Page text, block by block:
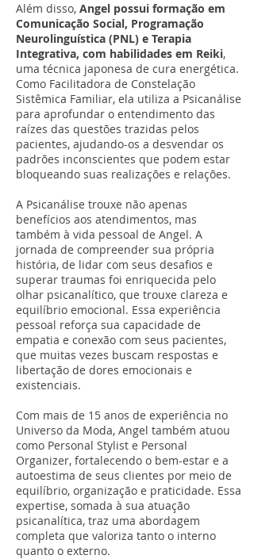
Além disso, Angel possui formação em
Comunicação Social, Programação
Neurolinguística (PNL) e Terapia
Integrativa, com habilidades em Reiki,
uma técnica japonesa de cura energética.
Como Facilitadora de Constelação
Sistêmica Familiar, ela utiliza a Psicanálise
para aprofundar o entendimento das
raízes das questões trazidas pelos
pacientes, ajudando-os a desvendar os
padrões inconscientes que podem estar
bloqueando suas realizações e relações.
A Psicanálise trouxe não apenas
benefícios aos atendimentos, mas
também à vida pessoal de Angel. A
jornada de compreender sua própria
história, de lidar com seus desafios e
superar traumas foi enriquecida pelo
olhar psicanalítico, que trouxe clareza e
equilíbrio emocional. Essa experiência
pessoal reforça sua capacidade de
empatia e conexão com seus pacientes,
que muitas vezes buscam respostas e
libertação de dores emocionais e
existenciais.
Com mais de 15 anos de experiência no
Universo da Moda, Angel também atuou
como Personal Stylist e Personal
Organizer, fortalecendo o bem-estar e a
autoestima de seus clientes por meio de
equilíbrio, organização e praticidade. Essa
expertise, somada à sua atuação
psicanalítica, traz uma abordagem
completa que valoriza tanto o interno
quanto o externo.